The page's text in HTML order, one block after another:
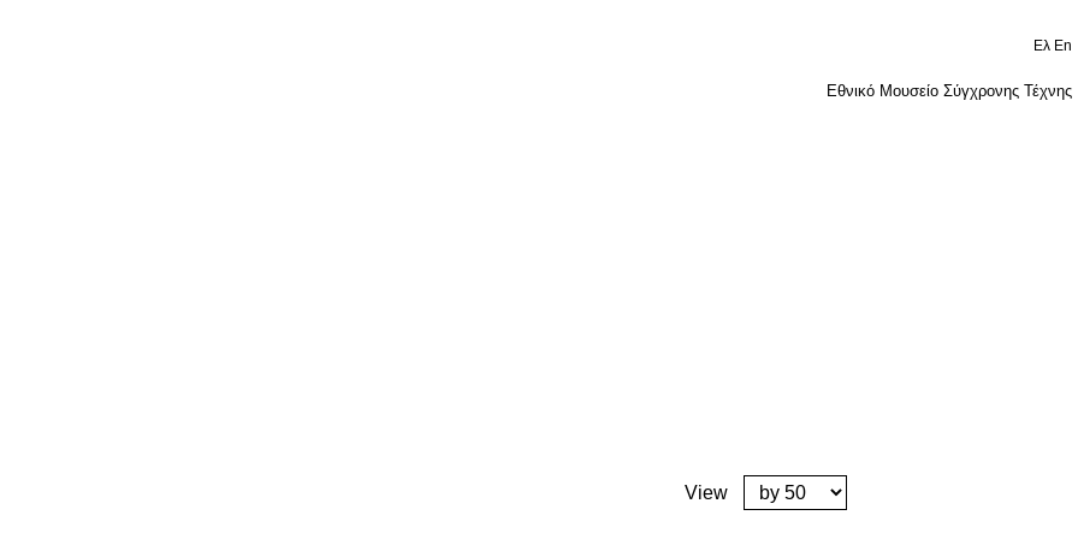
Ελ En
Εθνικό Μουσείο Σύγχρονης Τέχνης
View